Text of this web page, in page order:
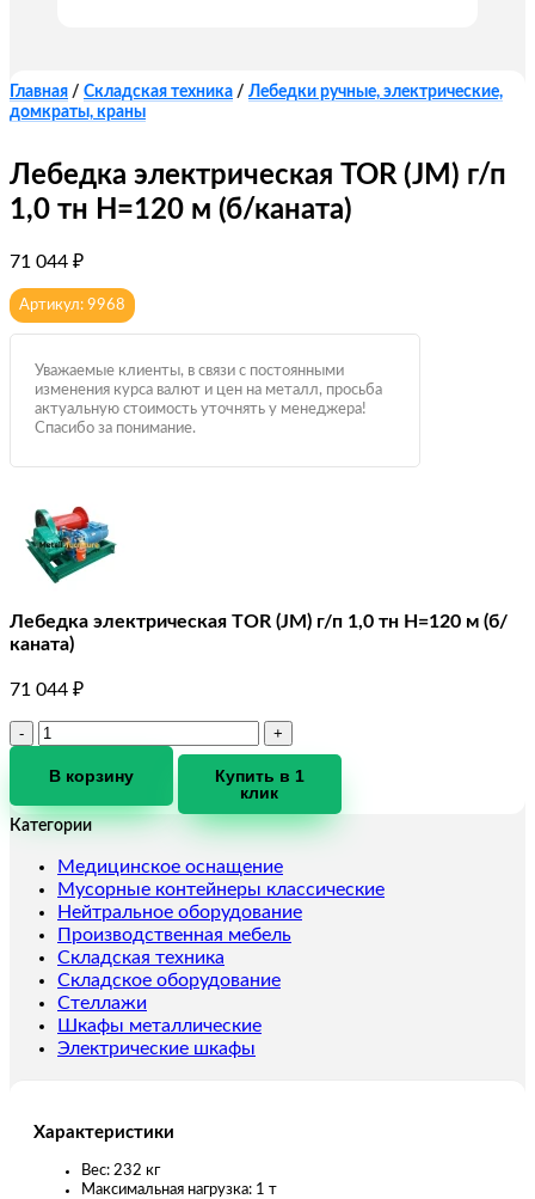
Главная / Складская техника / Лебедки ручные, электрические,
домкраты, краны
Лебедка электрическая TOR (JM) г/п
1,0 тн Н=120 м (б/каната)
71 044 ₽
Артикул: 9968
Уважаемые клиенты, в связи с постоянными
изменения курса валют и цен на металл, просьба
актуальную стоимость уточнять у менеджера!
Спасибо за понимание.
Лебедка электрическая TOR (JM) г/п 1,0 тн Н=120 м (б/
каната)
71 044 ₽
Количество
Лебедка
TOR
г/
п
1,0
тн
Н=120
м
(б/
каната)
В корзину
Купить в 1
клик
Категории
Медицинское оснащение
Мусорные контейнеры классические
Нейтральное оборудование
Производственная мебель
Складская техника
Складское оборудование
Стеллажи
Шкафы металлические
Электрические шкафы
Характеристики
Вес: 232 кг
Максимальная нагрузка: 1 т